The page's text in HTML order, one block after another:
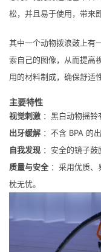
松，并且易于使用，带来
其中一个动物拨浪鼓上有
索自己的图像，从而提高
用的材料制成，确保舒适
主要特性
视觉刺激 ：黑白动物摇铃
出牙缓解 ：不含 BPA 的
自我发现 ：安全的镜子鼓
质量与安全 ：采用优质
枕无忧。